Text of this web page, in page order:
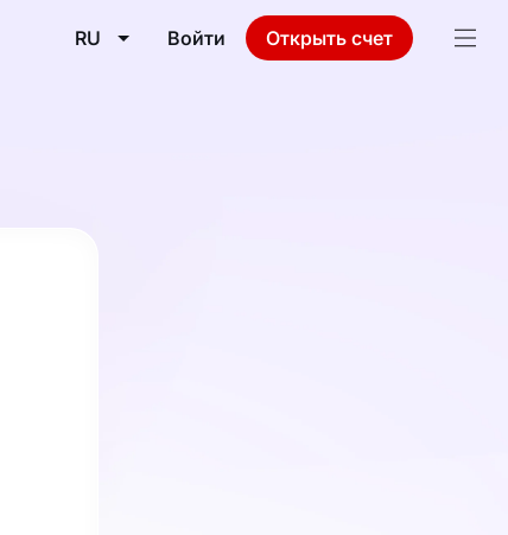
RU Войти Открыть счет